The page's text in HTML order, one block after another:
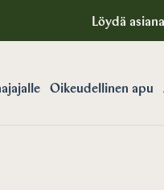
Löydä
Oikeudellinen apu